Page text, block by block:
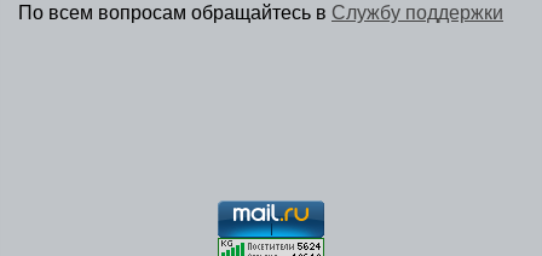
По всем вопросам обращайтесь в Службу поддержки